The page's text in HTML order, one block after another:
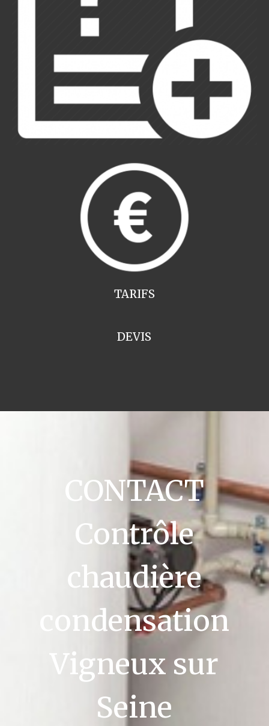
TARIFS
DEVIS
CONTACT
Contrôle
chaudière
condensation
Vigneux sur
Seine